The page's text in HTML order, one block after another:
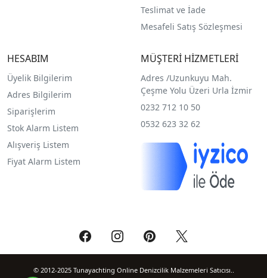
Teslimat ve İade
Mesafeli Satış Sözleşmesi
HESABIM
Üyelik Bilgilerim
Adres Bilgilerim
Siparişlerim
Stok Alarm Listem
Alışveriş Listem
Fiyat Alarm Listem
MÜŞTERİ HİZMETLERİ
Adres /Uzunkuyu Mah.
Çeşme Yolu Üzeri Urla İzmir
0232 712 10 50
0532 623 32 62
© 2012-2025 Tunayachting Online Denizcilik Malzemeleri Satıcısı..